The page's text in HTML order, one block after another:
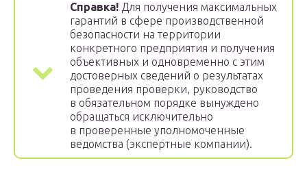
Справка! Для получения максимальных
гарантий в сфере производственной
безопасности на территории
конкретного предприятия и получения
объективных и одновременно с этим
достоверных сведений о результатах
проведения проверки, руководство
в обязательном порядке вынуждено
обращаться исключительно
в проверенные уполномоченные
ведомства (экспертные компании).